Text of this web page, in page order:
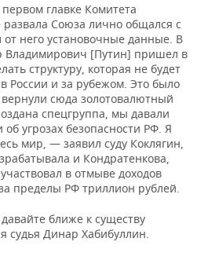
главке Комитета
развала Союза лично общался с
него установочные данные. В
Владимирович [Путин] пришел в
структуру, которая не будет
России и за рубежом. Это было
сюда золотовалютный
спецгруппа, мы давали
угрозах безопасности РФ. Я
мир, — заявил суду Коклягин,
и Кондратенкова,
в отмыве доходов
пределы РФ триллион рублей.
ближе к существу
Динар Хабибуллин.